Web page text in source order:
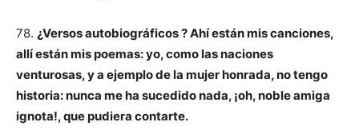
78. ¿Versos autobiográficos ? Ahí están mis canciones,
allí están mis poemas: yo, como las naciones
venturosas, y a ejemplo de la mujer honrada, no tengo
historia: nunca me ha sucedido nada, ¡oh, noble amiga
ignota!, que pudiera contarte.